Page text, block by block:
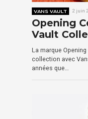
VANS VAULT 2 juin
Opening
Vault
La marque
collection avec
années que…